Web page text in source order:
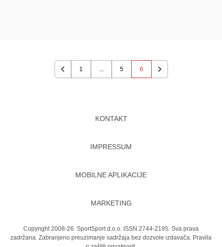
Previous
1 ... 5 6
Next
KONTAKT
IMPRESSUM
MOBILNE APLIKACIJE
MARKETING
Copyright 2008-26. SportSport d.o.o. ISSN 2744-2195. Sva prava
zadržana. Zabranjeno preuzimanje sadržaja bez dozvole izdavača. Pravila